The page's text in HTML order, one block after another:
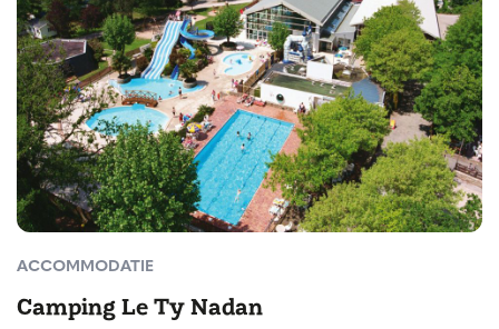
ACCOMMODATIE
Camping Le Ty Nadan